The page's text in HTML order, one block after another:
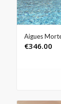
Aigues
€346.00